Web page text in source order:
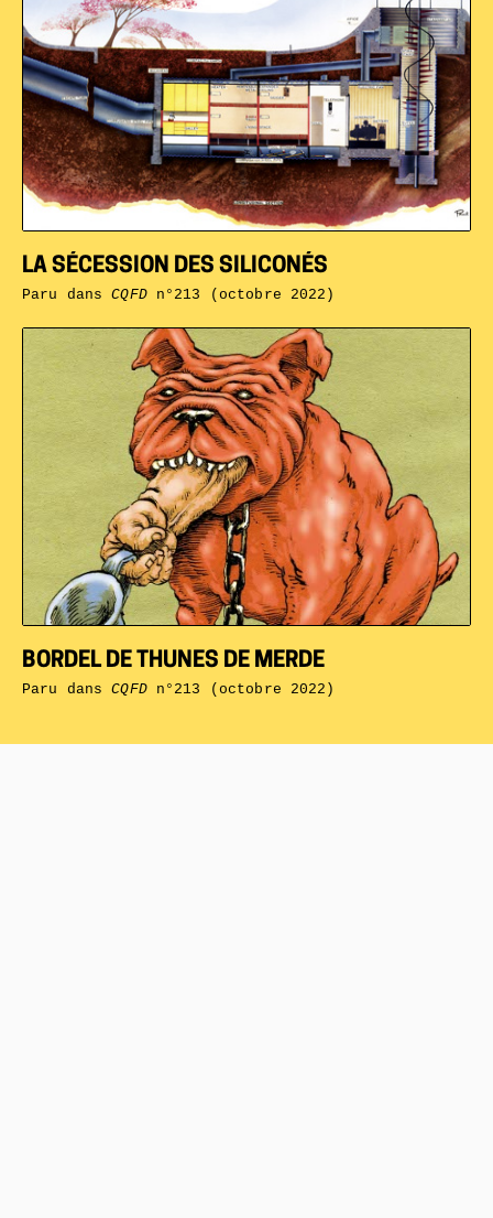
BORDEL DE THUNES DE MERDE
Paru dansCQFDn°213 (octobre 2022)
LA SÉCESSION DES SILICONÉS
Paru dansCQFDn°213 (octobre 2022)